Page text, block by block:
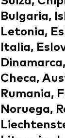
Bulgaria,
Letonia,
Italia,
Checa,
Rumania,
Noruega,